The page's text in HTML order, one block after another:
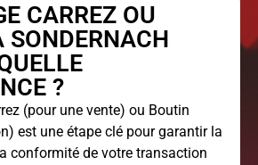
CARREZ OU
SONDERNACH
?
(pour une vente) ou Boutin
est une étape clé pour garantir la
conformité de votre transaction